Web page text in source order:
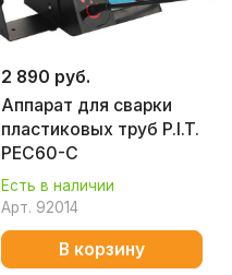
2 890 руб.
Аппарат для сварки
пластиковых труб P.I.T.
PEC60-C
Есть в наличии
Арт. 92014
В корзину